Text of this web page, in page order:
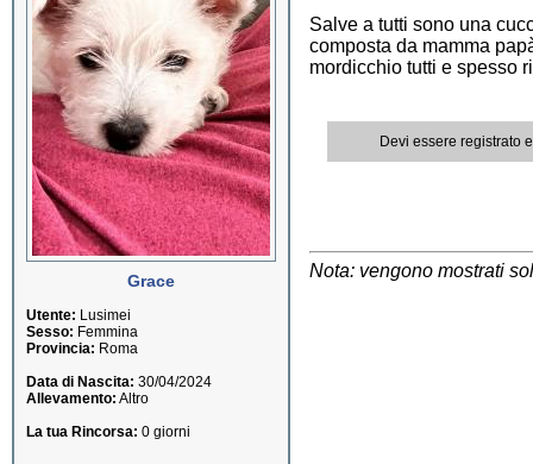
Grace
Utente: Lusimei
Sesso: Femmina
Provincia: Roma
Data di Nascita: 30/04/2024
Allevamento: Altro
La tua Rincorsa: 0 giorni
Salve a tutti sono una
composta da mamma
mordicchio tutti e spesso
Devi essere registrato
Nota: vengono mostrati